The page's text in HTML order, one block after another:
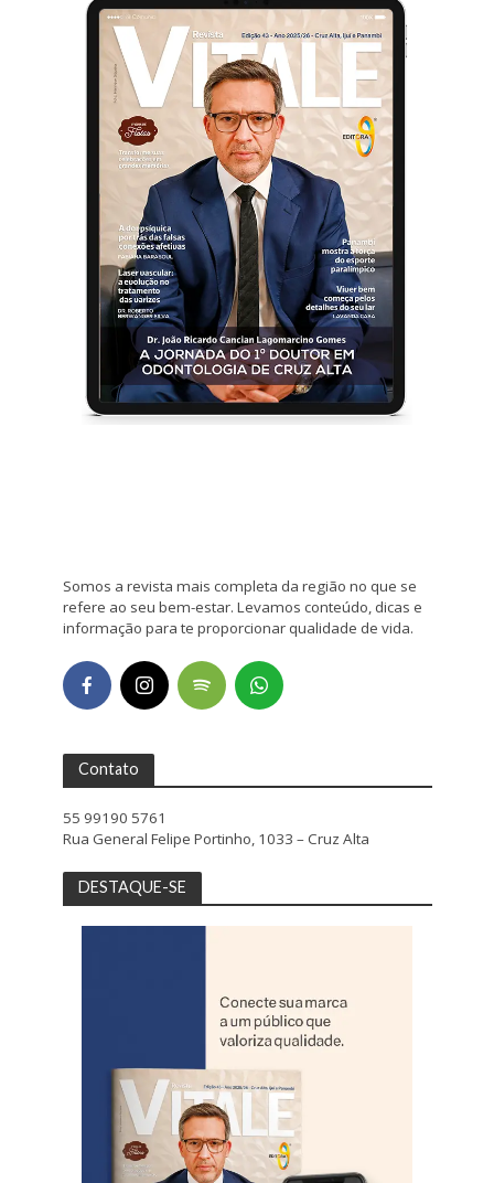
Somos a revista mais completa da região no que se
refere ao seu bem-estar. Levamos conteúdo, dicas e
informação para te proporcionar qualidade de vida.
Contato
55 99190 5761
Rua General Felipe Portinho, 1033 – Cruz Alta
DESTAQUE-SE